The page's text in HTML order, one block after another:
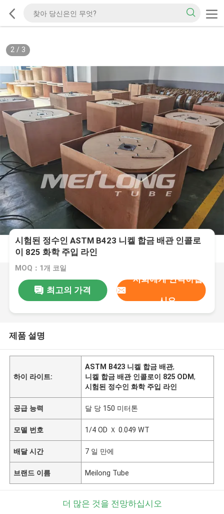
2/ 3
시험된 정수인 ASTM B423 니켈 합금 배관 인콜로
이 825 화학 주입 라인
MOQ：1개 코일
최고의 가격
저희에게 연락하십
시오
제품 설명
하이 라이트:
ASTM B423 니켈 합금 배관,
니켈 합금 배관 인콜로이 825 ODM,
시험된 정수인 화학 주입 라인
공급 능력 달 당 150 미터톤
모델 번호 1/4 OD Ｘ 0.049 WT
배달 시간 7 일 만에
브랜드 이름 Meilong Tube
더 많은 것을 전망하십시오